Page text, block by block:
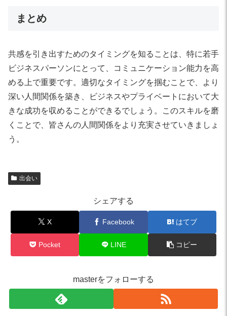
まとめ
共感を引き出すためのタイミングを知ることは、特に若手
ビジネスパーソンにとって、コミュニケーション能力を高
める上で重要です。適切なタイミングを掴むことで、より
深い人間関係を築き、ビジネスやプライベートにおいて大
きな成功を収めることができるでしょう。このスキルを磨
くことで、皆さんの人間関係をより充実させていきましょ
う。
出会い
シェアする
X Facebook はてブ
Pocket LINE コピー
masterをフォローする